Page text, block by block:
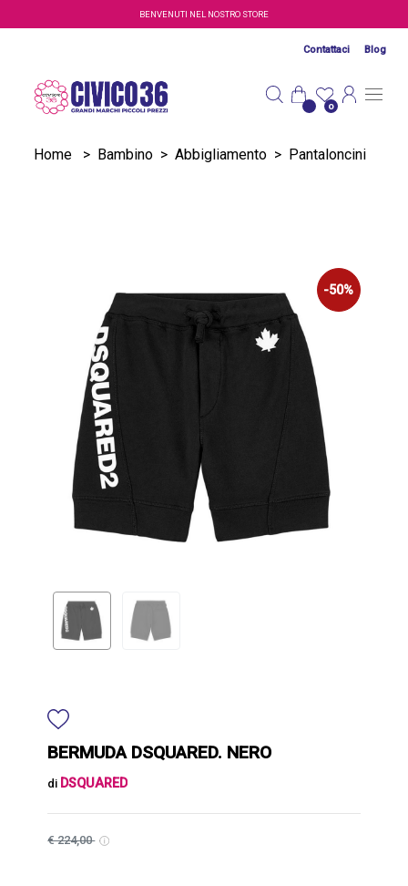
Salta al contenuto principaleBENVENUTI NEL NOSTRO STORE
Contattaci Blog
0
Home > Bambino > Abbigliamento > Pantaloncini
-50%
BERMUDA DSQUARED. NERO
di DSQUARED
€ 224,00